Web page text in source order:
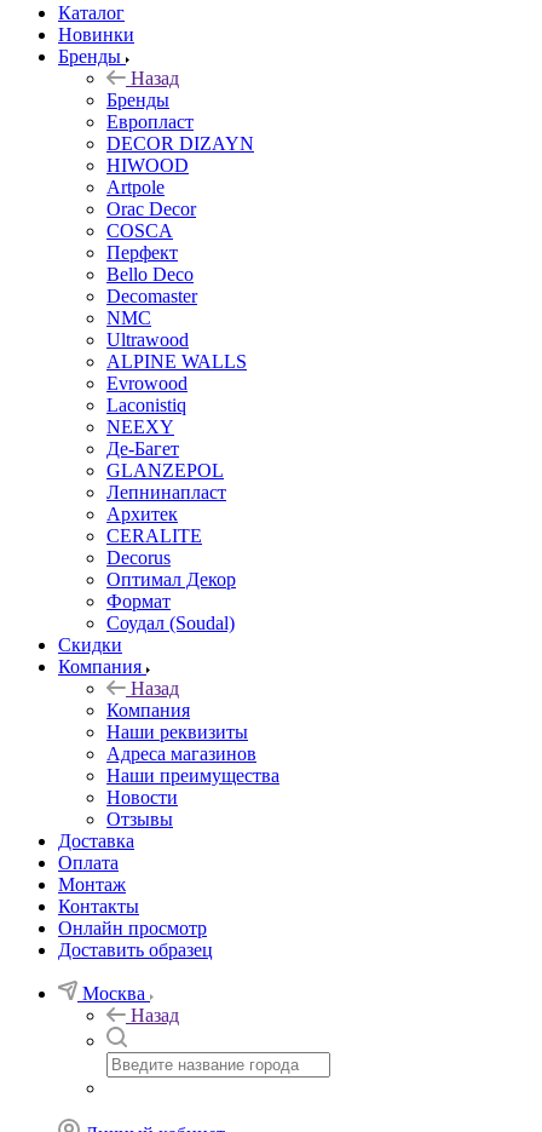
Каталог
Новинки
Бренды
Назад
Бренды
Европласт
DECOR DIZAYN
HIWOOD
Artpole
Orac Decor
COSCA
Перфект
Bello Deco
Decomaster
NMС
Ultrawood
ALPINE WALLS
Evrowood
Laconistiq
NEEXY
Де-Багет
GLANZEPOL
Лепнинапласт
Архитек
CERALITE
Decorus
Оптимал Декор
Формат
Соудал (Soudal)
Скидки
Компания
Назад
Компания
Наши реквизиты
Адреса магазинов
Наши преимущества
Новости
Отзывы
Доставка
Оплата
Монтаж
Контакты
Онлайн просмотр
Доставить образец
Москва
Назад